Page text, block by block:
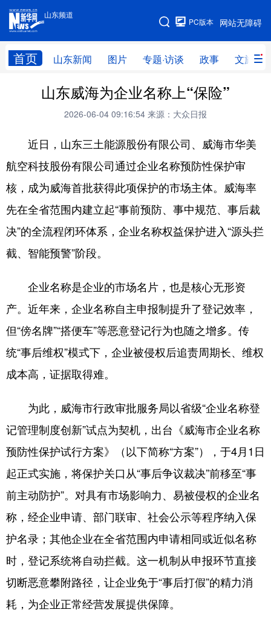
山东频道
网站无障碍
PC版本
首页 山东新闻 图片 专题·访谈 政事 文旅
手机版
网站地图
学习进行时 高层 时政 人事
财经 网评
台湾 思客智库 全球连线 教育
科技 科普 体育 文化
健康 军事 访谈 视频
图片 中央文件 金融 汽车
会展 彩票 娱乐 时尚
亚太网 上市公司 投教基地
政事 文旅 社会民生
文娱 融媒秀 地市 科教
健康 微视齐鲁
多语种频道
English Español Français عربى
山东威海为企业名称上“保险”
2026-06-04 09:16:54 来源：大众日报
近日，山东三土能源股份有限公司、威海市华美
航空科技股份有限公司通过企业名称预防性保护审
核，成为威海首批获得此项保护的市场主体。威海率
先在全省范围内建立起“事前预防、事中规范、事后裁
决”的全流程闭环体系，企业名称权益保护进入“源头拦
截、智能预警”阶段。
企业名称是企业的市场名片，也是核心无形资
产。近年来，企业名称自主申报制提升了登记效率，
但“傍名牌”“搭便车”等恶意登记行为也随之增多。传
统“事后维权”模式下，企业被侵权后追责周期长、维权
成本高，证据取得难。
为此，威海市行政审批服务局以省级“企业名称登
记管理制度创新”试点为契机，出台《威海市企业名称
预防性保护试行方案》（以下简称“方案”），于4月1日
起正式实施，将保护关口从“事后争议裁决”前移至“事
前主动防护”。对具有市场影响力、易被侵权的企业名
称，经企业申请、部门联审、社会公示等程序纳入保
护名录；其他企业在全省范围内申请相同或近似名称
时，登记系统将自动拦截。这一机制从申报环节直接
切断恶意攀附路径，让企业免于“事后打假”的精力消
耗，为企业正常经营发展提供保障。